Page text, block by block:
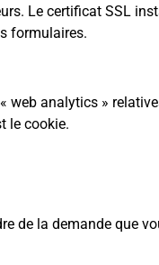
Le certificat SSL
formulaires.
web analytics »
le cookie.
de la demande que